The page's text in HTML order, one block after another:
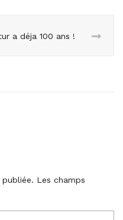
a déja 100 ans !
Les champs